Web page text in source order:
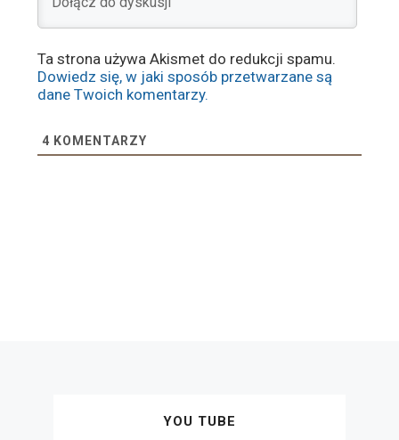
Ta strona używa Akismet do redukcji spamu.
Dowiedz się, w jaki sposób przetwarzane są
dane Twoich komentarzy.
4 KOMENTARZY
YOU TUBE